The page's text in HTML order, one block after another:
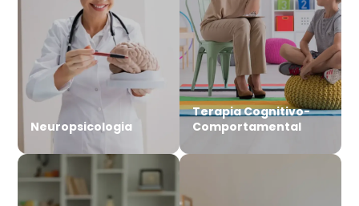
Neuropsicologia
Terapia Cognitivo-
Comportamental